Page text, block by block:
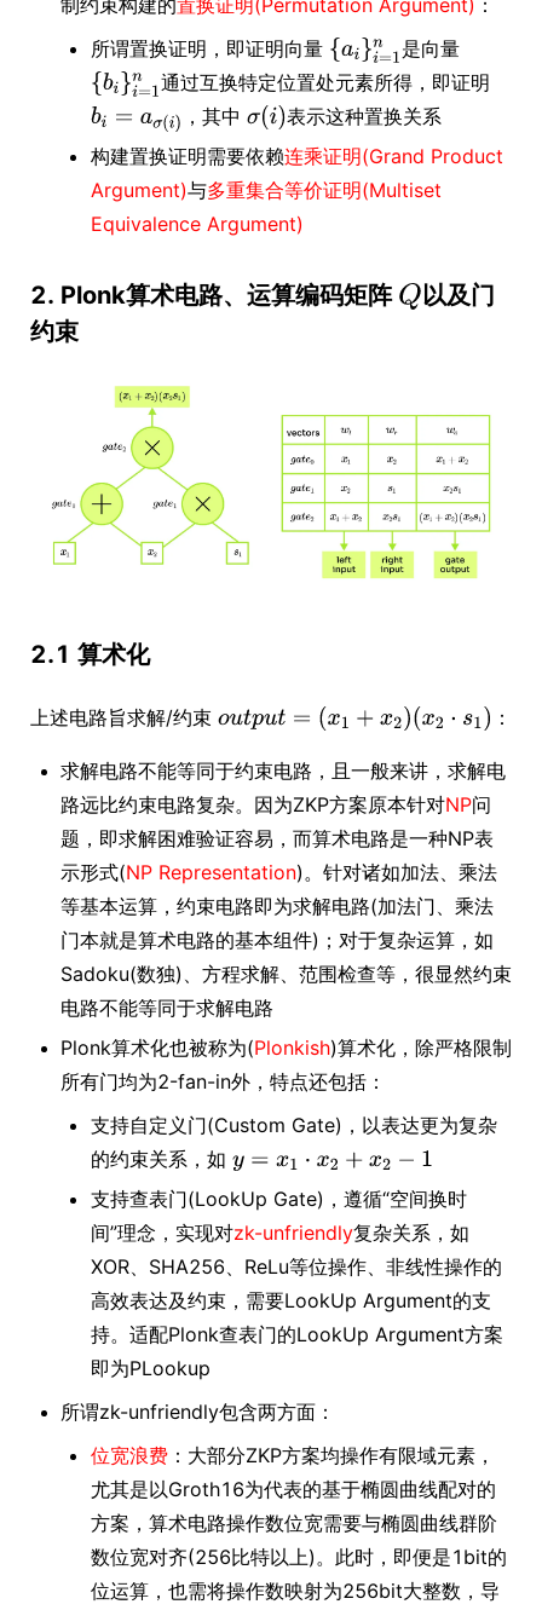
所谓置换证明，即证明向量
是向量
通过互换特定位置处元素所得，即证明
，其中
表示这种置换关系
构建置换证明需要依赖连乘证明(Grand Product
Argument)与多重集合等价证明(Multiset
Equivalence Argument)
2. Plonk算术电路、运算编码矩阵
以及门
约束
2.1 算术化
上述电路旨求解/约束 ：
求解电路不能等同于约束电路，且一般来讲，求解电
路远比约束电路复杂。因为ZKP方案原本针对NP问
题，即求解困难验证容易，而算术电路是一种NP表
示形式(NP Representation)。针对诸如加法、乘法
等基本运算，约束电路即为求解电路(加法门、乘法
门本就是算术电路的基本组件)；对于复杂运算，如
Sadoku(数独)、方程求解、范围检查等，很显然约束
电路不能等同于求解电路
Plonk算术化也被称为(Plonkish)算术化，除严格限制
所有门均为2-fan-in外，特点还包括：
支持自定义门(Custom Gate)，以表达更为复杂
的约束关系，如
支持查表门(LookUp Gate)，遵循“空间换时
间”理念，实现对zk-unfriendly复杂关系，如
XOR、SHA256、ReLu等位操作、非线性操作的
高效表达及约束，需要LookUp Argument的支
持。适配Plonk查表门的LookUp Argument方案
即为PLookup
所谓zk-unfriendly包含两方面：
位宽浪费 ：大部分ZKP方案均操作有限域元素，
尤其是以Groth16为代表的基于椭圆曲线配对的
方案，算术电路操作数位宽需要与椭圆曲线群阶
数位宽对齐(256比特以上)。此时，即便是1bit的
位运算，也需将操作数映射为256bit大整数，导